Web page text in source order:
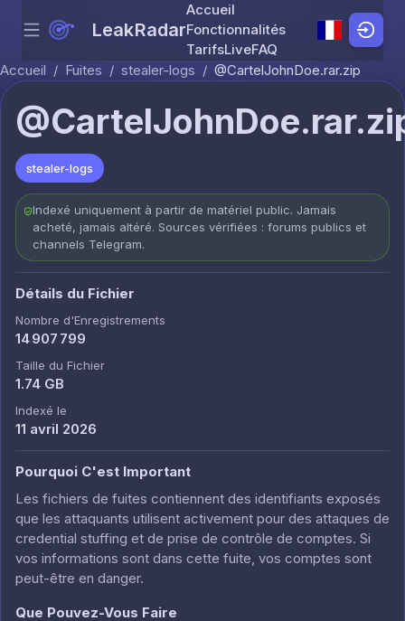
Skip to content
Menu LeakRadar
Accueil
Fonctionnalités
TarifsLiveFAQ
Accueil / Fuites / stealer-logs / @CartelJohnDoe.rar.zip
stealer-logs
Indexé uniquement à partir de matériel public. Jamais
acheté, jamais altéré. Sources vérifiées : forums publics et
channels Telegram.
Détails du Fichier
Nombre d'Enregistrements
14 907 799
Taille du Fichier
1.74 GB
Indexé le
11 avril 2026
Pourquoi C'est Important
Les fichiers de fuites contiennent des identifiants exposés
que les attaquants utilisent activement pour des attaques de
credential stuffing et de prise de contrôle de comptes. Si
vos informations sont dans cette fuite, vos comptes sont
peut-être en danger.
Que Pouvez-Vous Faire